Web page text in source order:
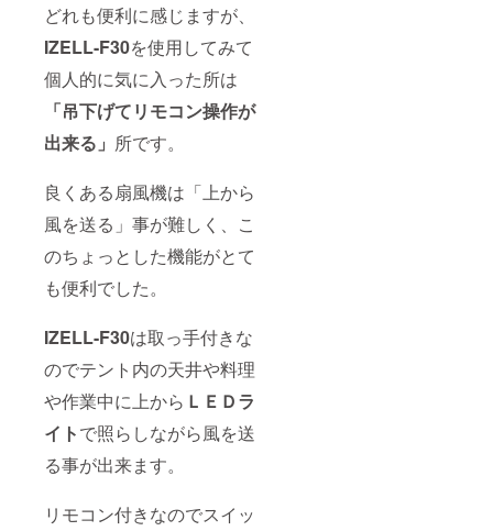
どれも便利に感じますが、
IZELL-F30を使用してみて
個人的に気に入った所は
「吊下げてリモコン操作が
出来る」 所です。
良くある扇風機は「上から
風を送る」事が難しく、こ
のちょっとした機能がとて
も便利でした。
IZELL-F30は取っ手付きな
のでテント内の天井や料理
や作業中に上から ＬＥＤラ
イトで照らしながら風を送
る事が出来ます。
リモコン付きなのでスイッ